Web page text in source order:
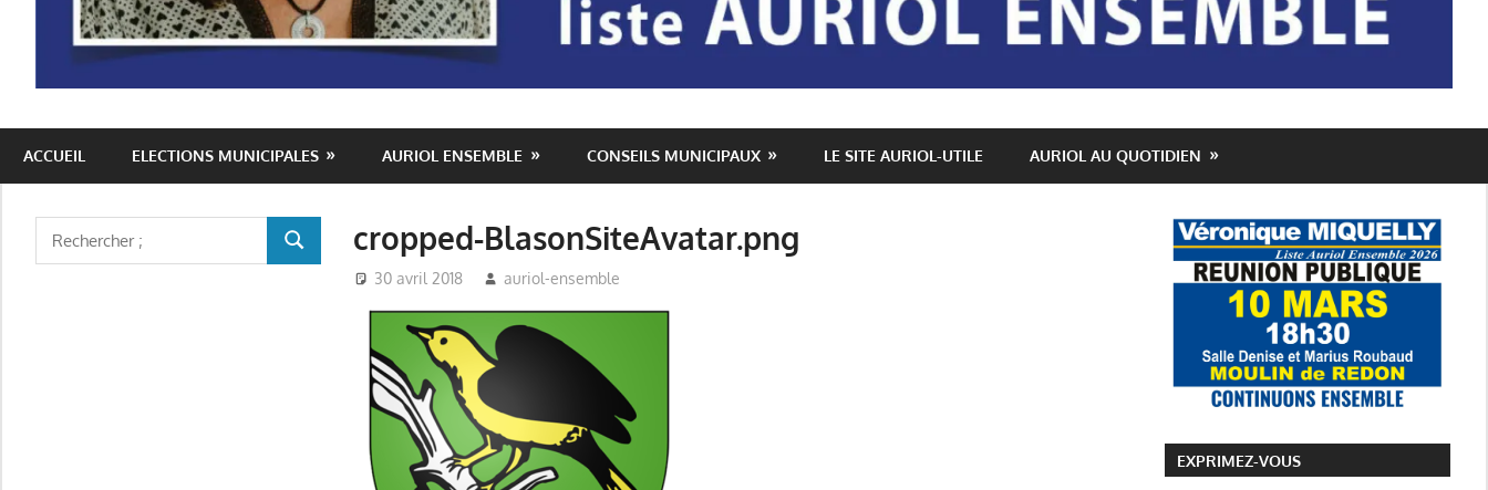
Auriol
Ensemble
ACCUEIL ELECTIONS MUNICIPALES AURIOL ENSEMBLE CONSEILS MUNICIPAUX LE SITE AURIOL-UTILE AURIOL AU QUOTIDIEN
cropped-BlasonSiteAvatar.png
30 avril 2018 auriol-ensemble
RECHERCHER
EXPRIMEZ-VOUS